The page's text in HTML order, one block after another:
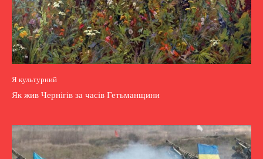
Я культурний
Як жив Чернігів за часів Гетьманщини